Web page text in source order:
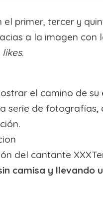
primer, tercer y
a la imagen con
likes.
el camino de
serie de
del cantante
camisa y